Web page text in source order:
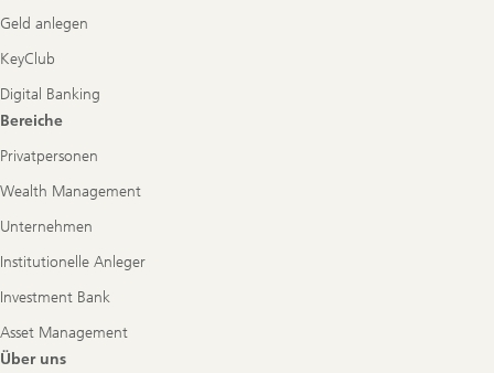
Geld anlegen
KeyClub
Digital Banking
Bereiche
Privatpersonen
Wealth Management
Unternehmen
Institutionelle Anleger
Investment Bank
Asset Management
Über uns